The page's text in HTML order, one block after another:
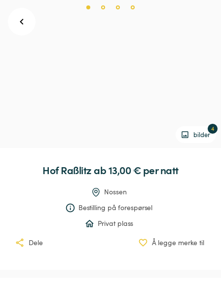
bilder
4
HofRaßlitz ab 13,00 € per natt
Nossen
Bestilling på forespørsel
Privat plass
Dele Å legge merke til